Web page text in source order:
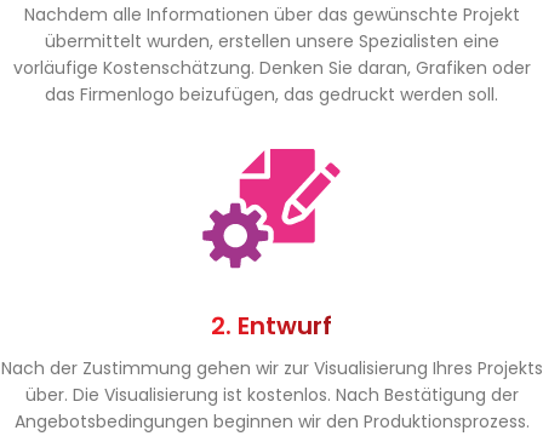
Nachdem alle Informationen über das gewünschte Projekt
übermittelt wurden, erstellen unsere Spezialisten eine
vorläufige Kostenschätzung. Denken Sie daran, Grafiken oder
das Firmenlogo beizufügen, das gedruckt werden soll.
2. Entwurf
Nach der Zustimmung gehen wir zur Visualisierung Ihres Projekts
über. Die Visualisierung ist kostenlos. Nach Bestätigung der
Angebotsbedingungen beginnen wir den Produktionsprozess.